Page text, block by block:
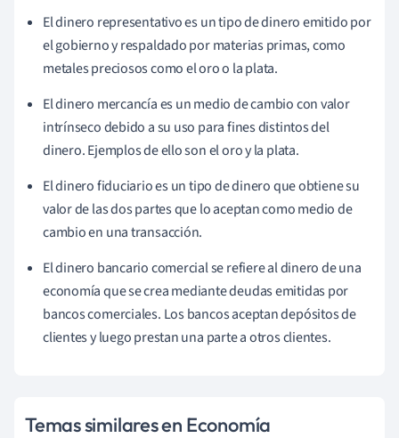
El dinero representativo es un tipo de dinero emitido por
el gobierno y respaldado por materias primas, como
metales preciosos como el oro o la plata.
El dinero mercancía es un medio de cambio con valor
intrínseco debido a su uso para fines distintos del
dinero. Ejemplos de ello son el oro y la plata.
El dinero fiduciario es un tipo de dinero que obtiene su
valor de las dos partes que lo aceptan como medio de
cambio en una transacción.
El dinero bancario comercial se refiere al dinero de una
economía que se crea mediante deudas emitidas por
bancos comerciales. Los bancos aceptan depósitos de
clientes y luego prestan una parte a otros clientes.
Temas similares en Economía